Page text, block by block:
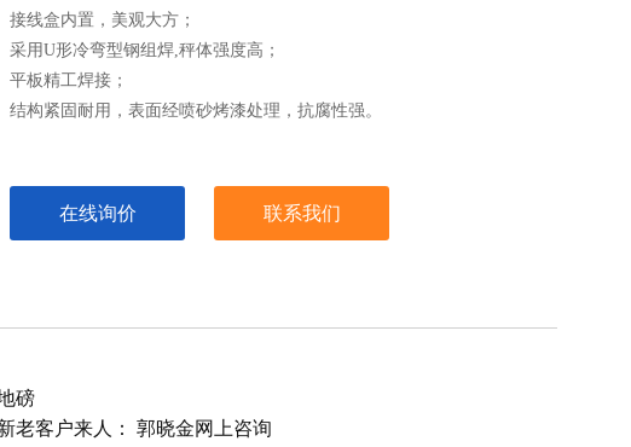
接线盒内置，美观大方；
采用U形冷弯型钢组焊,秤体强度高；
平板精工焊接；
结构紧固耐用，表面经喷砂烤漆处理，抗腐性强。
在线询价 联系我们
磅
老客户来人： 郭晓金网上咨询